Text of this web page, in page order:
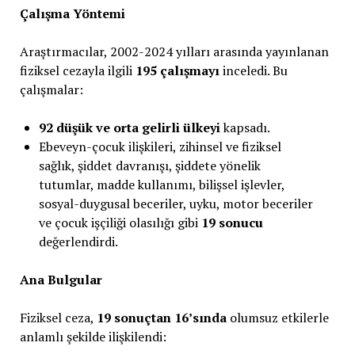
Çalışma Yöntemi
Araştırmacılar, 2002-2024 yılları arasında yayınlanan
fiziksel cezayla ilgili 195 çalışmayıinceledi. Bu
çalışmalar:
92 düşük ve orta gelirli ülkeyikapsadı.
Ebeveyn-çocuk ilişkileri, zihinsel ve fiziksel
sağlık, şiddet davranışı, şiddete yönelik
tutumlar, madde kullanımı, bilişsel işlevler,
sosyal-duygusal beceriler, uyku, motor beceriler
ve çocuk işçiliği olasılığı gibi 19 sonucu
değerlendirdi.
Ana Bulgular
Fiziksel ceza, 19 sonuçtan 16’sındaolumsuz etkilerle
anlamlı şekilde ilişkilendi: